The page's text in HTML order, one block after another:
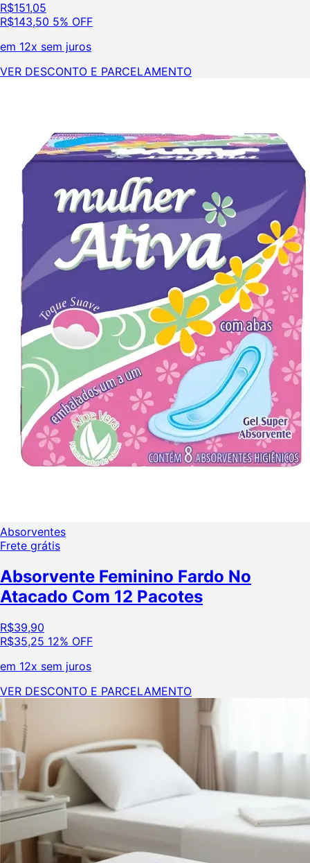
R$151,05
R$143,50 5% OFF
em 12x sem juros
VER DESCONTO E PARCELAMENTO
Absorventes
Frete grátis
Absorvente Feminino Fardo No
Atacado Com 12 Pacotes
R$39,90
R$35,25 12% OFF
em 12x sem juros
VER DESCONTO E PARCELAMENTO